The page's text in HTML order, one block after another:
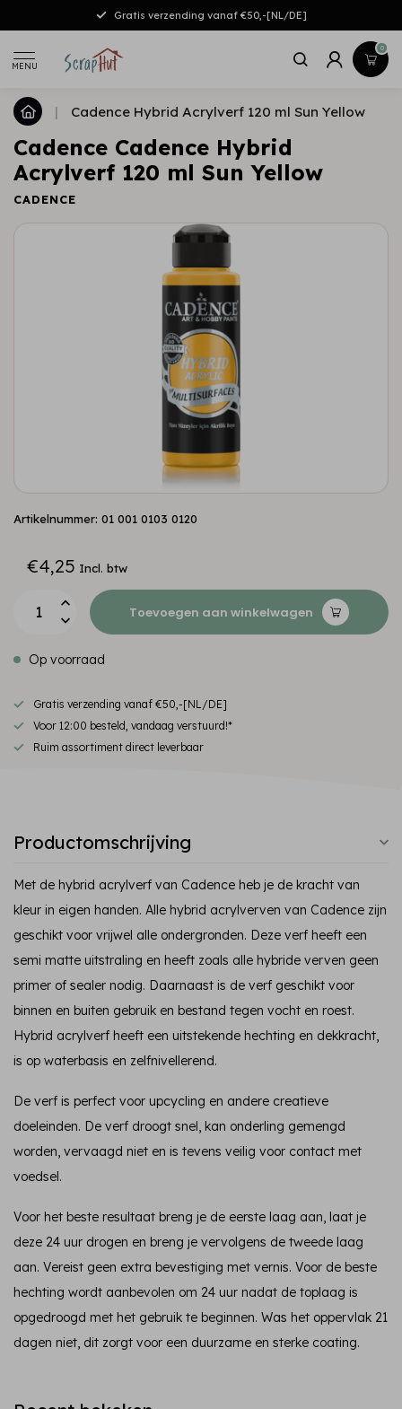
Gratis verzending vanaf €50,-[NL/DE]
MENU
0
| Cadence Hybrid Acrylverf 120 ml Sun Yellow
Cadence Cadence Hybrid
Acrylverf 120 ml Sun Yellow
CADENCE
Artikelnummer: 01 001 0103 0120
€4,25 Incl. btw
Toevoegen aan winkelwagen
Op voorraad
Gratis verzending vanaf €50,-[NL/DE]
Voor 12:00 besteld, vandaag verstuurd!*
Ruim assortiment direct leverbaar
Productomschrijving
Met de hybrid acrylverf van Cadence heb je de kracht van
kleur in eigen handen. Alle hybrid acrylverven van Cadence zijn
geschikt voor vrijwel alle ondergronden. Deze verf heeft een
semi matte uitstraling en heeft zoals alle hybride verven geen
primer of sealer nodig. Daarnaast is de verf geschikt voor
binnen en buiten gebruik en bestand tegen vocht en roest.
Hybrid acrylverf heeft een uitstekende hechting en dekkracht,
is op waterbasis en zelfnivellerend.
De verf is perfect voor upcycling en andere creatieve
doeleinden. De verf droogt snel, kan onderling gemengd
worden, vervaagd niet en is tevens veilig voor contact met
voedsel.
Voor het beste resultaat breng je de eerste laag aan, laat je
deze 24 uur drogen en breng je vervolgens de tweede laag
aan. Vereist geen extra bevestiging met vernis. Voor de beste
hechting wordt aanbevolen om 24 uur nadat de toplaag is
opgedroogd met het gebruik te beginnen. Was het oppervlak 21
dagen niet, dit zorgt voor een duurzame en sterke coating.